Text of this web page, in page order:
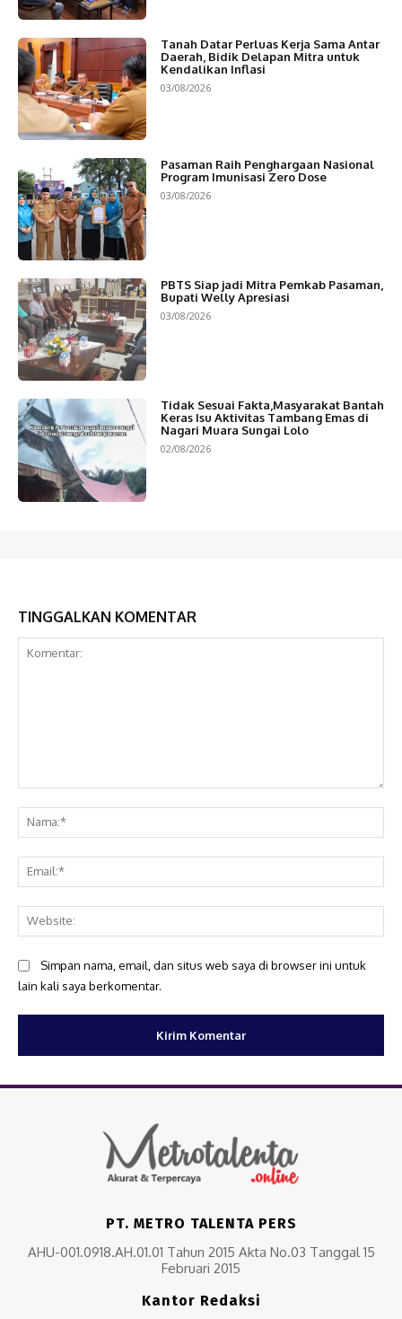
Tanah Datar Perluas Kerja Sama Antar
Daerah, Bidik Delapan Mitra untuk
Kendalikan Inflasi
03/08/2026
Pasaman Raih Penghargaan Nasional
Program Imunisasi Zero Dose
03/08/2026
PBTS Siap jadi Mitra Pemkab Pasaman,
Bupati Welly Apresiasi
03/08/2026
Tidak Sesuai Fakta,Masyarakat Bantah
Keras Isu Aktivitas Tambang Emas di
Nagari Muara Sungai Lolo
02/08/2026
TINGGALKAN KOMENTAR
Simpan nama, email, dan situs web saya di browser ini untuk
lain kali saya berkomentar.
PT. METRO TALENTA PERS
AHU-001.0918.AH.01.01 Tahun 2015 Akta No.03 Tanggal 15
Februari 2015
Kantor Redaksi